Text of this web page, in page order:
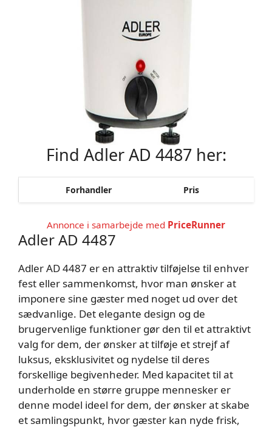
Find Adler AD 4487 her:
Forhandler Pris
Annonce i samarbejde med PriceRunner
Adler AD 4487
Adler AD 4487 er en attraktiv tilføjelse til enhver
fest eller sammenkomst, hvor man ønsker at
imponere sine gæster med noget ud over det
sædvanlige. Det elegante design og de
brugervenlige funktioner gør den til et attraktivt
valg for dem, der ønsker at tilføje et strejf af
luksus, eksklusivitet og nydelse til deres
forskellige begivenheder. Med kapacitet til at
underholde en større gruppe mennesker er
denne model ideel for dem, der ønsker at skabe
et samlingspunkt, hvor gæster kan nyde frisk,